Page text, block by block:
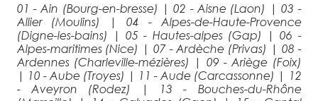
01 - Ain (Bourg-en-bresse) | 02 - Aisne (Laon) | 03 -
Allier (Moulins)
|
04 - Alpes-de-Haute-Provence
(Digne-les-bains)
| 05 - Hautes-alpes (Gap) |06 -
Alpes-maritimes (Nice) | 07 - Ardèche (Privas) | 08 -
Ardennes (Charleville-mézières)
| 09 - Ariège (Foix)
|
10 - Aube (Troyes) | 11 - Aude (Carcassonne) |
12
- Aveyron (Rodez)
|
13 - Bouches-du-Rhône